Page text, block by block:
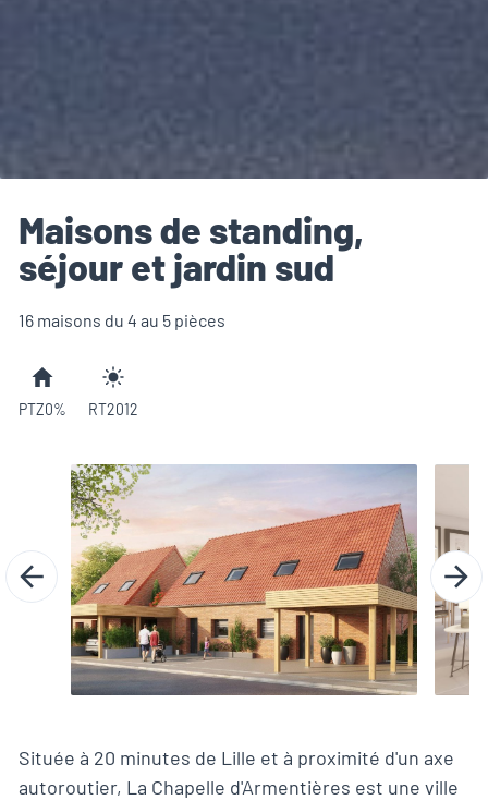
Maisons de standing,
séjour et jardin sud
16 maisons du 4 au 5 pièces
PTZ0% RT2012
Située à 20 minutes de Lille et à proximité d'un axe
autoroutier, La Chapelle d'Armentières est une ville